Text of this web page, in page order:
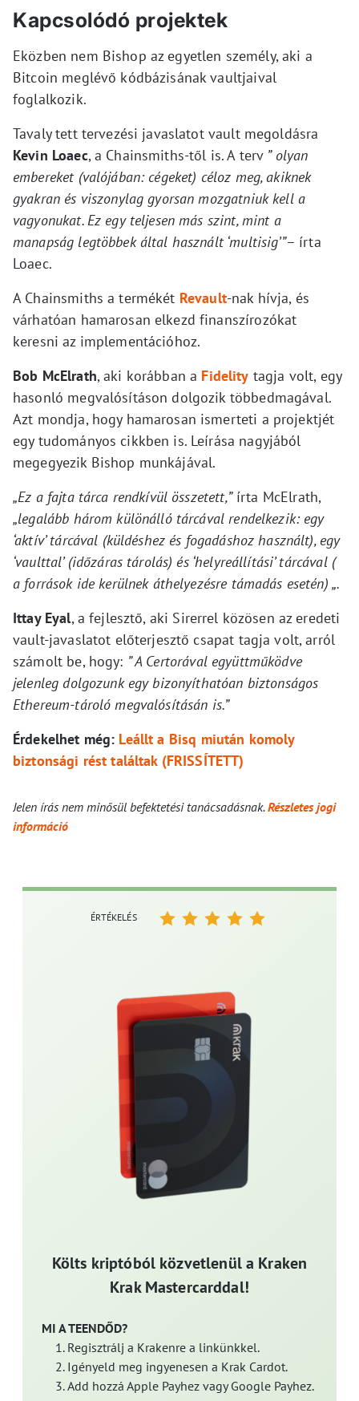
Kapcsolódó projektek
Eközben nem Bishop az egyetlen személy, aki a
Bitcoin meglévő kódbázisának vaultjaival
foglalkozik.
Tavaly tett tervezési javaslatot vault megoldásra
Kevin Loaec, a Chainsmiths-től is. A terv ” olyan
embereket (valójában: cégeket) céloz meg, akiknek
gyakran és viszonylag gyorsan mozgatniuk kell a
vagyonukat. Ez egy teljesen más szint, mint a
manapság legtöbbek által használt ‘multisig’”– írta
Loaec.
A Chainsmiths a termékét Revault-nak hívja, és
várhatóan hamarosan elkezd finanszírozókat
keresni az implementációhoz.
Bob McElrath, aki korábban a Fidelity tagja volt, egy
hasonló megvalósításon dolgozik többedmagával.
Azt mondja, hogy hamarosan ismerteti a projektjét
egy tudományos cikkben is. Leírása nagyjából
megegyezik Bishop munkájával.
„Ez a fajta tárca rendkívül összetett,”írta McElrath,
„legalább három különálló tárcával rendelkezik: egy
‘aktív’ tárcával (küldéshez és fogadáshoz használt), egy
‘vaulttal’ (időzáras tárolás) és ‘helyreállítási’ tárcával (
a források ide kerülnek áthelyezésre támadás esetén) „.
Ittay Eyal, a fejlesztő, aki Sirerrel közösen az eredeti
vault-javaslatot előterjesztő csapat tagja volt, arról
számolt be, hogy: ” A Certorával együttműködve
jelenleg dolgozunk egy bizonyíthatóan biztonságos
Ethereum-tároló megvalósításán is.”
Érdekelhet még: Leállt a Bisq miután komoly
biztonsági rést találtak (FRISSÍTETT)
Jelen írás nem minősül befektetési tanácsadásnak.Részletes jogi
információ
Költs kriptóból közvetlenül a Kraken
Krak Mastercarddal!
MI A TEENDŐD?
Regisztrálj a Krakenre a linkünkkel.
Igényeld meg ingyenesen a Krak Cardot.
Add hozzá Apple Payhez vagy Google Payhez.
ÉRTÉKELÉS